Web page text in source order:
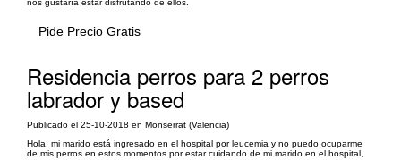
nos gustaría estar disfrutando de ellos.
Pide Precio Gratis
Residencia perros para 2 perros
labrador y based
Publicado el 25-10-2018 en Monserrat (Valencia)
Hola, mi marido está ingresado en el hospital por leucemia y no puedo ocuparme
de mis perros en estos momentos por estar cuidando de mi marido en el hospital,